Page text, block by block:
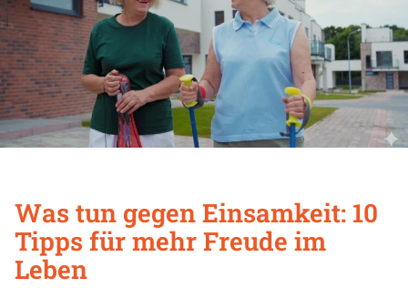
Was tun gegen Einsamkeit: 10
Tipps für mehr Freude im
Leben